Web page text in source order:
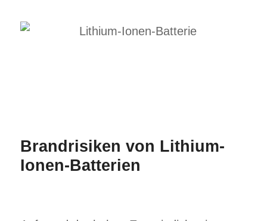
Brandrisiken von Lithium-
Ionen-Batterien